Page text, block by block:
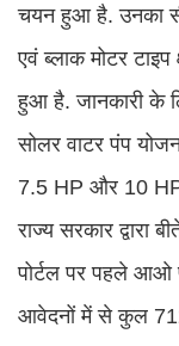
चयन हुआ है. उनका
एवं ब्लाक मोटर टाइप
हुआ है. जानकारी के
सोलर वाटर पंप
7.5 HP और 10 HP
राज्य सरकार द्वारा
पोर्टल पर पहले आओ
आवेदनों में से कुल